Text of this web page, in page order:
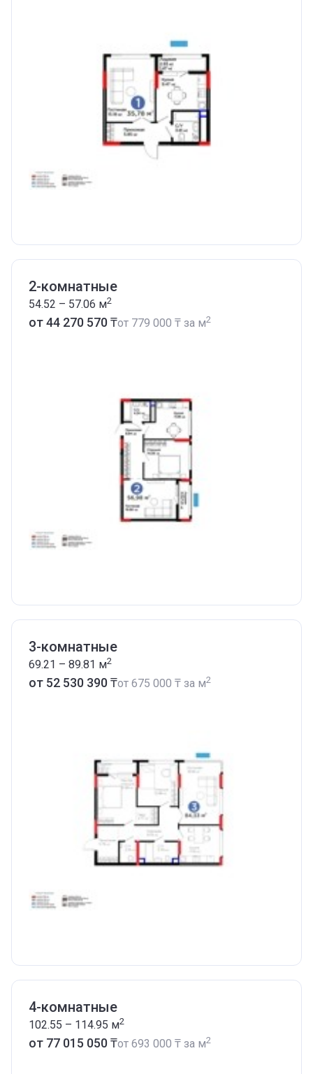
2-комнатные
54.52 – 57.06 м2
от ‍44 270 570 ₸от ‍779 000 ₸ за м2
3-комнатные
69.21 – 89.81 м2
от ‍52 530 390 ₸от ‍675 000 ₸ за м2
4-комнатные
102.55 – 114.95 м2
от ‍77 015 050 ₸от ‍693 000 ₸ за м2